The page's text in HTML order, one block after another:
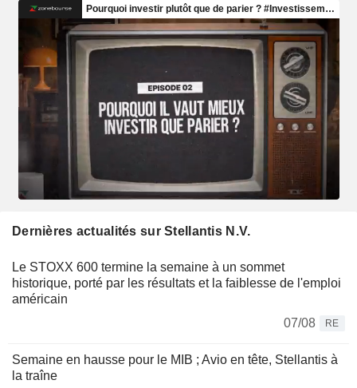
Dernières actualités sur Stellantis N.V.
Le STOXX 600 termine la semaine à un sommet
historique, porté par les résultats et la faiblesse de l'emploi
américain
07/08
RE
Semaine en hausse pour le MIB ; Avio en tête, Stellantis à
la traîne